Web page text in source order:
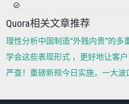
Quora相关文章推荐
理性分析中国制造“外贱内贵”的多
学会这些表现形式 ，更好地让客
严查！重磅新规今日实施，一大